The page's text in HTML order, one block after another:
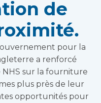
de
pour la
a renforcé
NHS sur la fourniture
plus près de leur
opportunités pour